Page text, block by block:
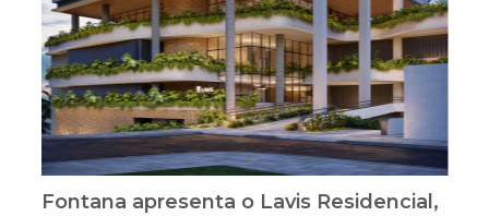
Fontana apresenta o Lavis Residencial,